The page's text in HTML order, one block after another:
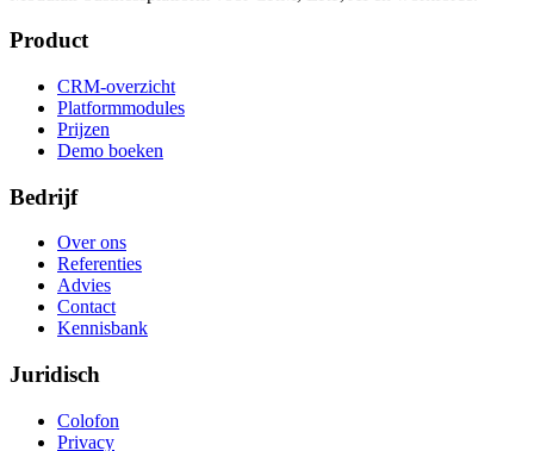
Product
CRM-overzicht
Platformmodules
Prijzen
Demo boeken
Bedrijf
Over ons
Referenties
Advies
Contact
Kennisbank
Juridisch
Colofon
Privacy